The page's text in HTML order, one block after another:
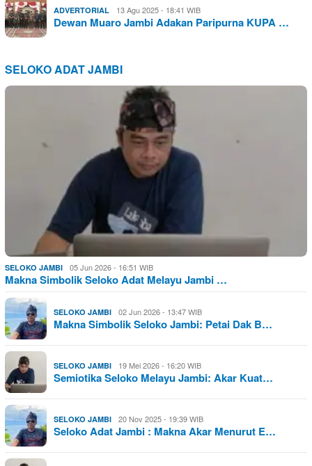
ADVERTORIAL 13 Agu 2025 - 18:41 WIB
Dewan Muaro Jambi Adakan Paripurna KUPA …
SELOKO ADAT JAMBI
SELOKO JAMBI 05 Jun 2026 - 16:51 WIB
Makna Simbolik Seloko Adat Melayu Jambi …
SELOKO JAMBI 02 Jun 2026 - 13:47 WIB
Makna Simbolik Seloko Jambi: Petai Dak B…
SELOKO JAMBI 19 Mei 2026 - 16:20 WIB
Semiotika Seloko Melayu Jambi: Akar Kuat…
SELOKO JAMBI 20 Nov 2025 - 19:39 WIB
Seloko Adat Jambi : Makna Akar Menurut E…